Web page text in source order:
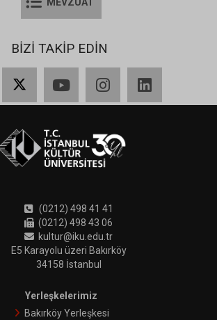
BİZİ TAKİP EDİN
(0212) 498 41 41
(0212) 498 43 06
kultur@iku.edu.tr
E5 Karayolu üzeri Bakırköy
34158 İstanbul
Yerleşkelerimiz
Bakırköy Yerleşkesi